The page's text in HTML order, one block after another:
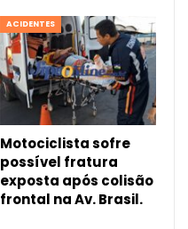
ACIDENTES
Motociclista sofre
possível fratura
exposta após colisão
frontal na Av. Brasil.